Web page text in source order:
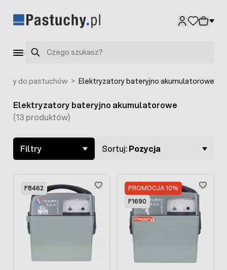
Szukaj
do pastuchów > Elektryzatory bateryjno akumulatorowe
Skip to product list
Elektryzatory bateryjno akumulatorowe
(13 produktów)
Filtry Sortuj:Pozycja
F8462
PROMOCJA 10%
F1690